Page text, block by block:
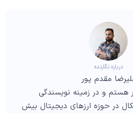
درباره نگارنده
مقدم پور
هستم و در زمینه نویسندگی
در حوزه ارزهای دیجیتال بیش